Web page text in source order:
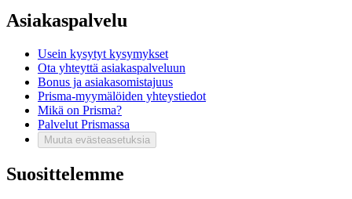
Asiakaspalvelu
Usein kysytyt kysymykset
Ota yhteyttä asiakaspalveluun
Bonus ja asiakasomistajuus
Prisma-myymälöiden yhteystiedot
Mikä on Prisma?
Palvelut Prismassa
Muuta evästeasetuksia
Suosittelemme